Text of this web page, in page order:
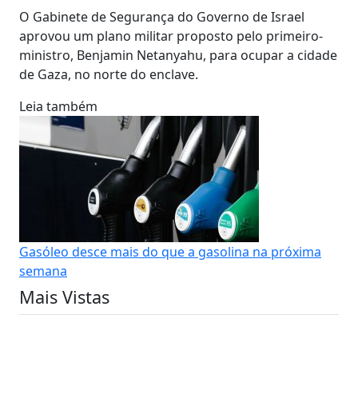
O Gabinete de Segurança do Governo de Israel
aprovou um plano militar proposto pelo primeiro-
ministro, Benjamin Netanyahu, para ocupar a cidade
de Gaza, no norte do enclave.
Leia também
Gasóleo desce mais do que a gasolina na próxima
semana
Mais Vistas